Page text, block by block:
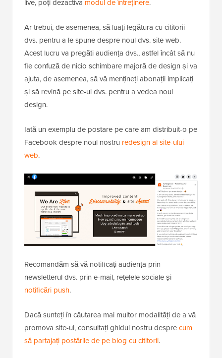
live, poți dezactiva modul de întreținere.
Ar trebui, de asemenea, să luați legătura cu cititorii
dvs. pentru a le spune despre noul dvs. site web.
Acest lucru va pregăti audiența dvs., astfel încât să nu
fie confuză de nicio schimbare majoră de design și va
ajuta, de asemenea, să vă mențineți abonații implicați
și să revină pe site-ul dvs. pentru a vedea noul
design.
Iată un exemplu de postare pe care am distribuit-o pe
Facebook despre noul nostru redesign al site-ului
web.
Recomandăm să vă notificați audiența prin
newsletterul dvs. prin e-mail, rețelele sociale și
notificări push.
Dacă sunteți în căutarea mai multor modalități de a vă
promova site-ul, consultați ghidul nostru desprecum
să partajați postările de pe blog cu cititorii.